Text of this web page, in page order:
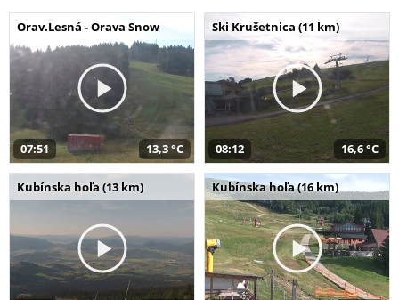
Orav.Lesná - Orava Snow
07:51 13,3 °C
Ski Krušetnica (11 km)
08:12 16,6 °C
Kubínska hoľa (13 km) Kubínska hoľa (16 km)